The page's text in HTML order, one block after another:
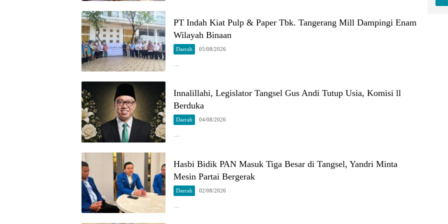
PT Indah Kiat Pulp & Paper Tbk. Tangerang Mill Dampingi Enam
Wilayah Binaan
Daerah 05/08/2026
…
Innalillahi, Legislator Tangsel Gus Andi Tutup Usia, Komisi ll
Berduka
Daerah 04/08/2026
…
Hasbi Bidik PAN Masuk Tiga Besar di Tangsel, Yandri Minta
Mesin Partai Bergerak
Daerah 02/08/2026